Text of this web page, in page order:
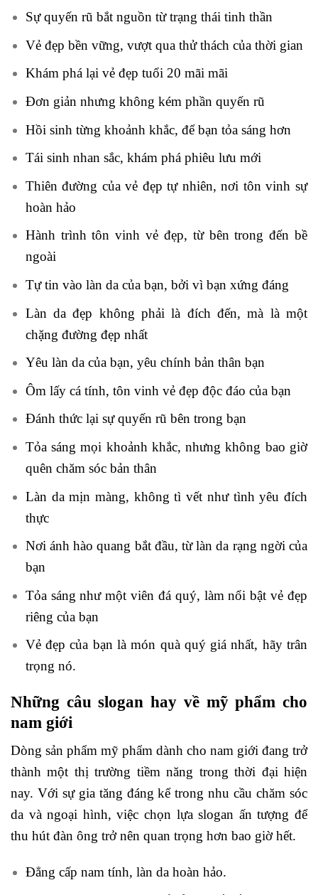
Sự quyến rũ bắt nguồn từ trạng thái tinh thần
Vẻ đẹp bền vững, vượt qua thử thách của thời gian
Khám phá lại vẻ đẹp tuổi 20 mãi mãi
Đơn giản nhưng không kém phần quyến rũ
Hồi sinh từng khoảnh khắc, để bạn tỏa sáng hơn
Tái sinh nhan sắc, khám phá phiêu lưu mới
Thiên đường của vẻ đẹp tự nhiên, nơi tôn vinh sự
hoàn hảo
Hành trình tôn vinh vẻ đẹp, từ bên trong đến bề
ngoài
Tự tin vào làn da của bạn, bởi vì bạn xứng đáng
Làn da đẹp không phải là đích đến, mà là một
chặng đường đẹp nhất
Yêu làn da của bạn, yêu chính bản thân bạn
Ôm lấy cá tính, tôn vinh vẻ đẹp độc đáo của bạn
Đánh thức lại sự quyến rũ bên trong bạn
Tỏa sáng mọi khoảnh khắc, nhưng không bao giờ
quên chăm sóc bản thân
Làn da mịn màng, không tì vết như tình yêu đích
thực
Nơi ánh hào quang bắt đầu, từ làn da rạng ngời của
bạn
Tỏa sáng như một viên đá quý, làm nổi bật vẻ đẹp
riêng của bạn
Vẻ đẹp của bạn là món quà quý giá nhất, hãy trân
trọng nó.
Những câu slogan hay về mỹ phẩm cho
nam giới
Dòng sản phẩm mỹ phẩm dành cho nam giới đang trở
thành một thị trường tiềm năng trong thời đại hiện
nay. Với sự gia tăng đáng kể trong nhu cầu chăm sóc
da và ngoại hình, việc chọn lựa slogan ấn tượng để
thu hút đàn ông trở nên quan trọng hơn bao giờ hết.
Đẳng cấp nam tính, làn da hoàn hảo.